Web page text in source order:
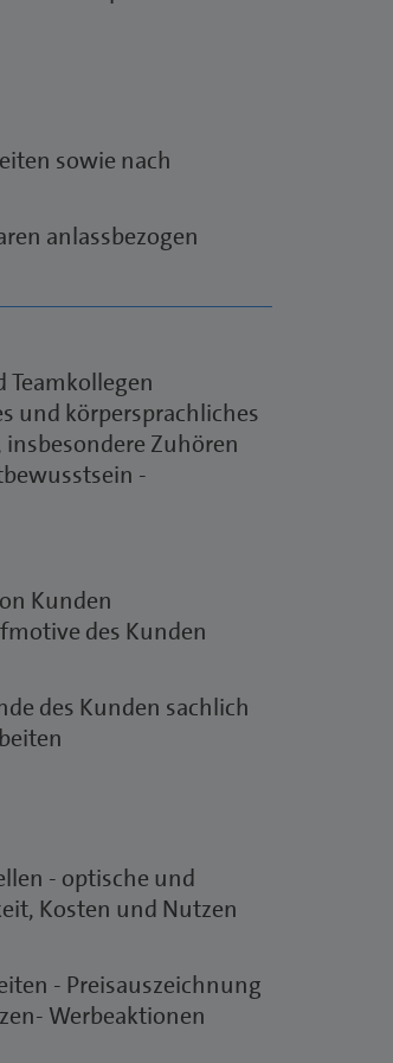
sowie nach
anlassbezogen
und körpersprachliches
Zuhören
-
Kunden
des Kunden
des Kunden sachlich
- optische und
Kosten und Nutzen
- Preisauszeichnung
Werbeaktionen